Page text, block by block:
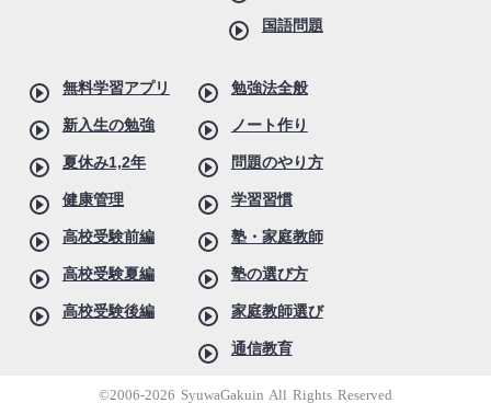
国語問題
無料学習アプリ
新入生の勉強
夏休み1,2年
健康管理
高校受験前編
高校受験夏編
高校受験後編
勉強法全般
ノート作り
問題のやり方
学習習慣
塾・家庭教師
塾の選び方
家庭教師選び
通信教育
©2006-2026 SyuwaGakuin All Rights Reserved